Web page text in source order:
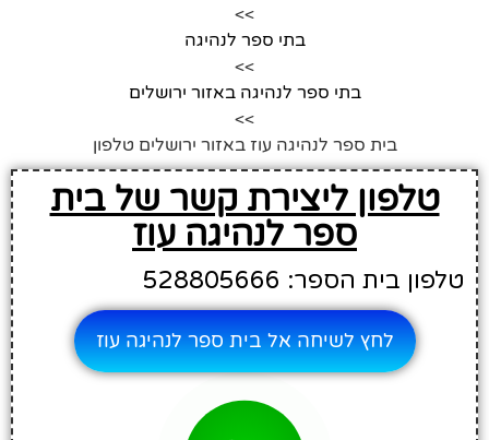
>>
בתי ספר לנהיגה
>>
בתי ספר לנהיגה באזור ירושלים
>>
בית ספר לנהיגה עוז באזור ירושלים טלפון
טלפון ליצירת קשר של בית
ספר לנהיגה עוז
טלפון בית הספר: 528805666
לחץ לשיחה אל בית ספר לנהיגה עוז